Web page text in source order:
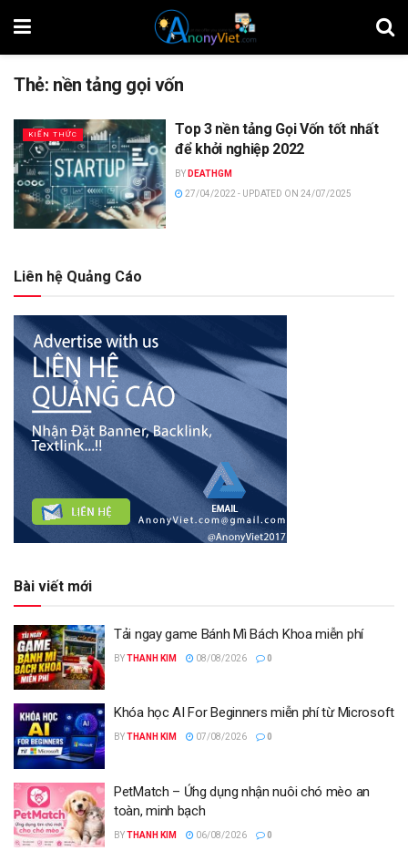
Thẻ: nền tảng gọi vốn
KIẾN THỨC
Top 3 nền tảng Gọi Vốn tốt nhất
để khởi nghiệp 2022
BY DEATHGM
27/04/2022 - UPDATED ON 24/07/2025
Liên hệ Quảng Cáo
Bài viết mới
Tải ngay game Bánh Mì Bách Khoa miễn phí
BYTHANH KIM 08/08/2026 0
Khóa học AI For Beginners miễn phí từ Microsoft
BYTHANH KIM 07/08/2026 0
PetMatch – Ứng dụng nhận nuôi chó mèo an
toàn, minh bạch
BYTHANH KIM 06/08/2026 0